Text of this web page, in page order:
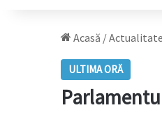
Acasă /Actualitate
ULTIMA ORĂ